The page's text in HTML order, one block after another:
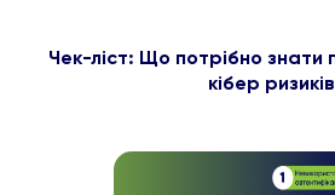
Чек-ліст: Що потрібно знати
кібер ризиків